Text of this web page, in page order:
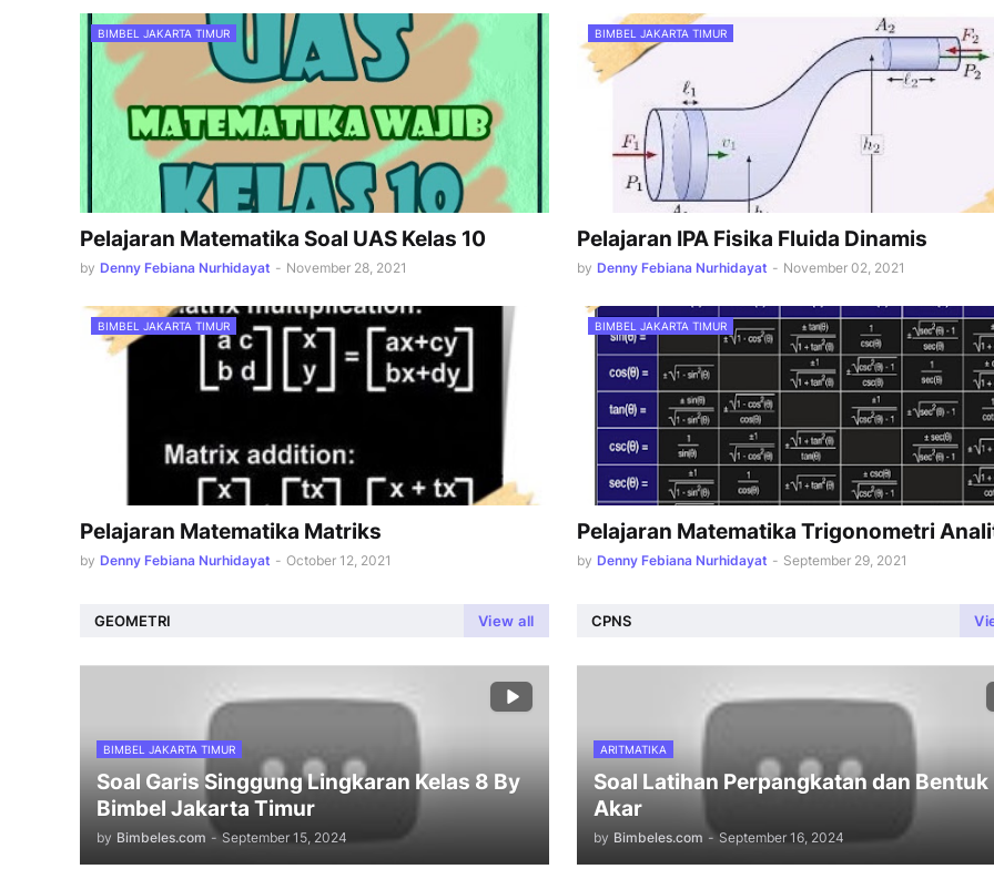
BIMBEL JAKARTA TIMUR
Pelajaran Matematika Soal UAS Kelas 10
by Denny Febiana Nurhidayat - November 28, 2021
BIMBEL JAKARTA TIMUR
Pelajaran IPA Fisika Fluida Dinamis
by Denny Febiana Nurhidayat - November 02, 2021
BIMBEL JAKARTA TIMUR
Pelajaran Matematika Matriks
by Denny Febiana Nurhidayat - October 12, 2021
BIMBEL JAKARTA TIMUR
Pelajaran Matematika Trigonometri
by Denny Febiana Nurhidayat - September 29, 2021
GEOMETRI View all
BIMBEL JAKARTA TIMUR
Soal Garis Singgung Lingkaran Kelas 8 By
Bimbel Jakarta Timur
by Bimbeles.com - September 15, 2024
CPNS
ARITMATIKA
Soal Latihan Perpangkatan dan Bentuk
Akar
by Bimbeles.com - September 16, 2024